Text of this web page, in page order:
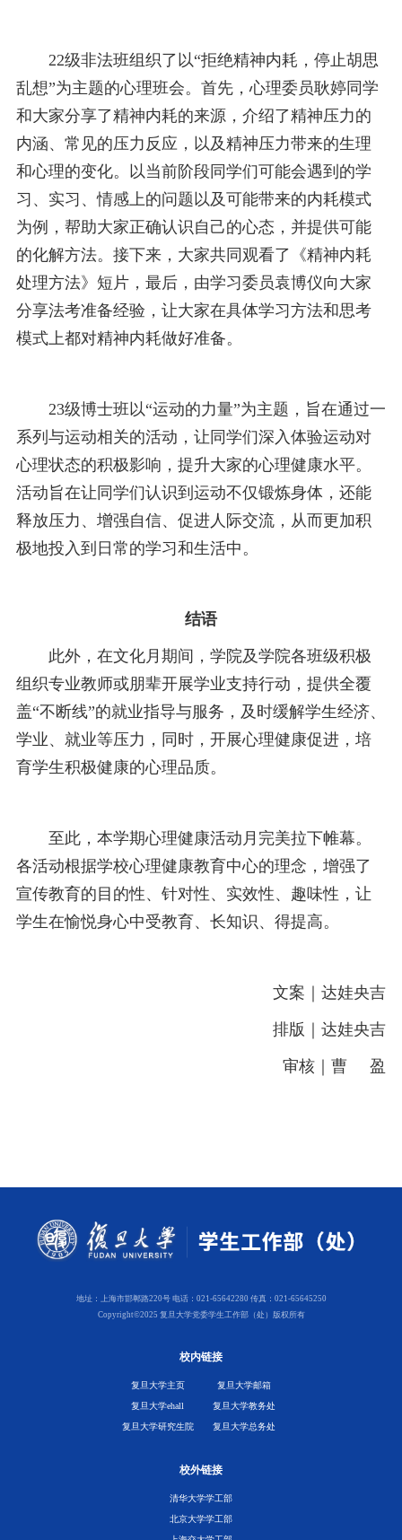
22级非法班组织了以“拒绝精神内耗，停止胡思
乱想”为主题的心理班会。首先，心理委员耿婷同学
和大家分享了精神内耗的来源，介绍了精神压力的
内涵、常见的压力反应，以及精神压力带来的生理
和心理的变化。以当前阶段同学们可能会遇到的学
习、实习、情感上的问题以及可能带来的内耗模式
为例，帮助大家正确认识自己的心态，并提供可能
的化解方法。接下来，大家共同观看了《精神内耗
处理方法》短片，最后，由学习委员袁博仪向大家
分享法考准备经验，让大家在具体学习方法和思考
模式上都对精神内耗做好准备。
23级博士班以“运动的力量”为主题，旨在通过一
系列与运动相关的活动，让同学们深入体验运动对
心理状态的积极影响，提升大家的心理健康水平。
活动旨在让同学们认识到运动不仅锻炼身体，还能
释放压力、增强自信、促进人际交流，从而更加积
极地投入到日常的学习和生活中。
结语
此外，在文化月期间，学院及学院各班级积极
组织专业教师或朋辈开展学业支持行动，提供全覆
盖“不断线”的就业指导与服务，及时缓解学生经济、
学业、就业等压力，同时，开展心理健康促进，培
育学生积极健康的心理品质。
至此，本学期心理健康活动月完美拉下帷幕。
各活动根据学校心理健康教育中心的理念，增强了
宣传教育的目的性、针对性、实效性、趣味性，让
学生在愉悦身心中受教育、长知识、得提高。
文案｜达娃央吉
排版｜达娃央吉
审核｜曹 盈
地址：上海市邯郸路220号 电话：021-65642280 传真：021-65645250
Copyright©2025 复旦大学党委学生工作部（处）版权所有
校内链接
复旦大学主页 复旦大学邮箱
复旦大学ehall 复旦大学教务处
复旦大学研究生院 复旦大学总务处
校外链接
清华大学学工部
北京大学学工部